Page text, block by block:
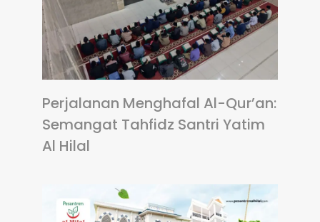
Perjalanan Menghafal Al-Qur’an:
Semangat Tahfidz Santri Yatim
Al Hilal